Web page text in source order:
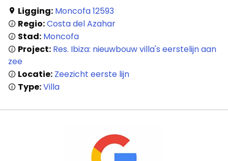
Ligging: Moncofa 12593
Regio:Costa del Azahar
Stad: Moncofa
Project: Res. Ibiza: nieuwbouw villa's eerstelijn aan
zee
Locatie: Zeezicht eerste lijn
Type:Villa